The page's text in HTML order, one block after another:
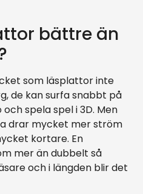
bättre än
som läsplattor inte
de kan surfa snabbt på
spela spel i 3D. Men
drar mycket mer ström
kortare. En
mer än dubbelt så
och i längden blir det